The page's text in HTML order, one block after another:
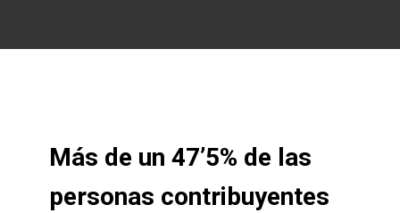
Más de un 47’5% de las
personas contribuyentes